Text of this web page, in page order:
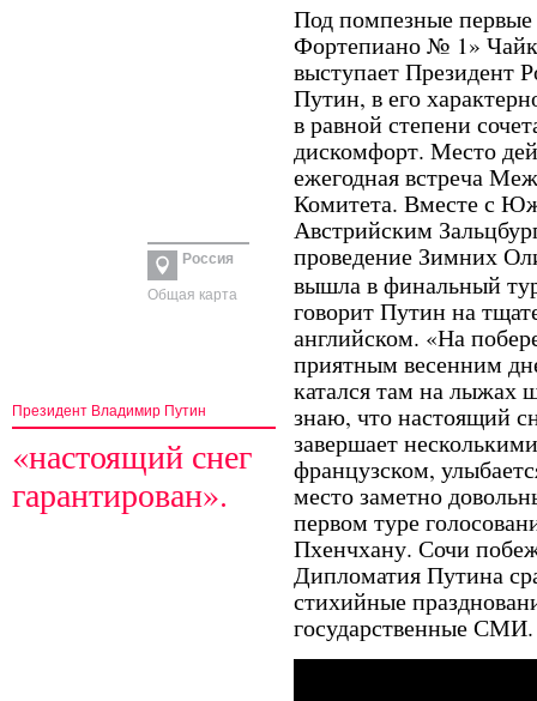
Под помпезные
Фортепиано № 1»
выступает Президент
Путин, в его
в равной степени
дискомфорт. Место
ежегодная встреча
Комитета. Вместе с
Австрийским
проведение Зимних
Россия
Общая карта
вышла в финальный
говорит Путин на
английском. «На
приятным весенним
катался там на лыжах
знаю, что настоящий
Президент Владимир Путин
«настоящий снег
гарантирован».
завершает
французском,
место заметно
первом туре
Пхенчхану. Сочи
Дипломатия Путина
стихийные
государственные СМИ.